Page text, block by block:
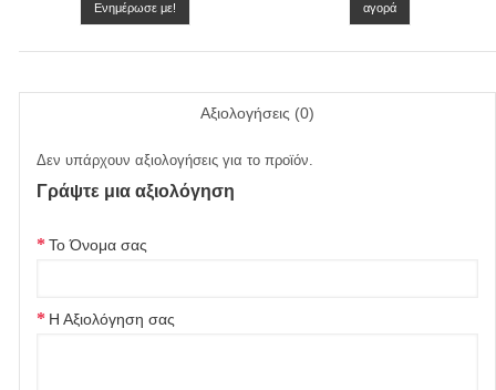
Ενημέρωσε με! αγορά
Αξιολογήσεις (0)
Δεν υπάρχουν αξιολογήσεις για το προϊόν.
Γράψτε μια αξιολόγηση
Το Όνομα σας
Η Αξιολόγηση σας